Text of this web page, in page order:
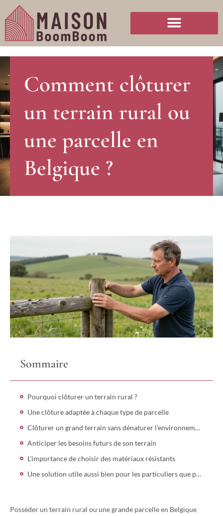
Comment clôturer
un terrain rural ou
une parcelle en
Belgique ?
Sommaire
Pourquoi clôturer un terrain rural ?
Une clôture adaptée à chaque type de parcelle
Clôturer un grand terrain sans dénaturer l’environnement
Anticiper les besoins futurs de son terrain
L’importance de choisir des matériaux résistants
Une solution utile aussi bien pour les particuliers que pour les terrains agricoles
Posséder un terrain rural ou une grande parcelle en Belgique